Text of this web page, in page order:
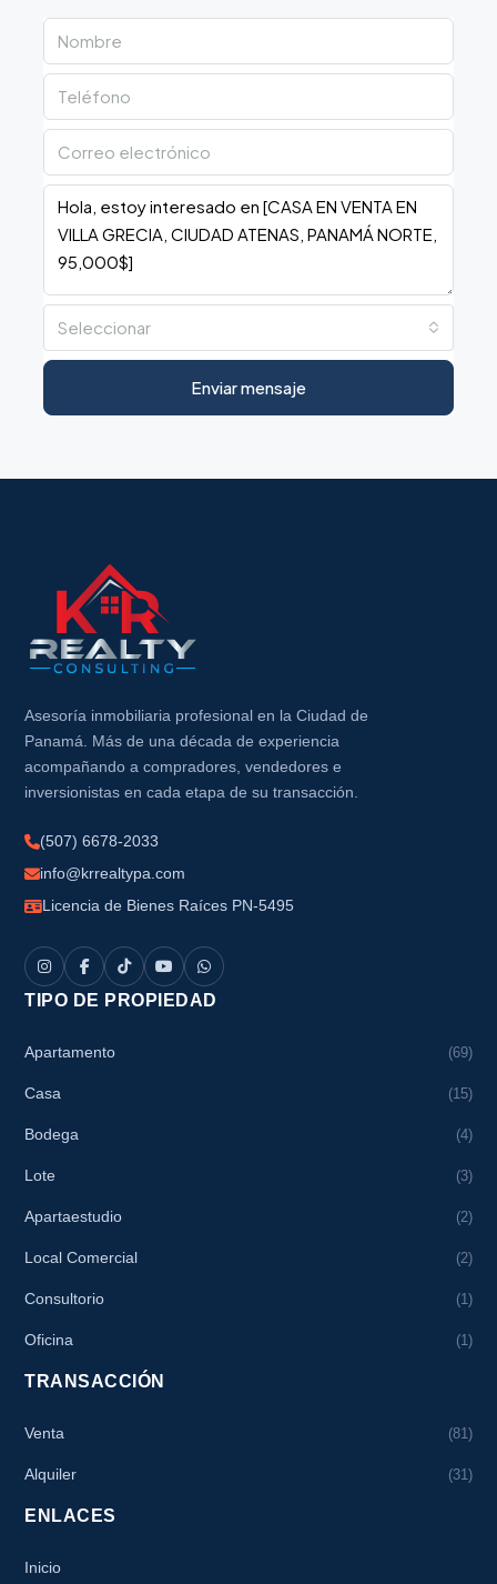
Seleccionar
Enviar mensaje
Asesoría inmobiliaria profesional en la Ciudad de
Panamá. Más de una década de experiencia
acompañando a compradores, vendedores e
inversionistas en cada etapa de su transacción.
(507) 6678-2033
info@krrealtypa.com
Licencia de Bienes Raíces PN-5495
TIPO DE PROPIEDAD
Apartamento (69)
Casa (15)
Bodega (4)
Lote (3)
Apartaestudio (2)
Local Comercial (2)
Consultorio (1)
Oficina (1)
TRANSACCIÓN
Venta (81)
Alquiler (31)
ENLACES
Inicio